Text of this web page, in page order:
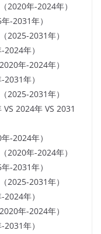
2020年-2024年）
-2031年）
2025-2031年）
年）
年-2024年）
年）
2025-2031年）
2024年 VS 2031
-2024年）
2020年-2024年）
-2031年）
2025-2031年）
年）
年-2024年）
年）